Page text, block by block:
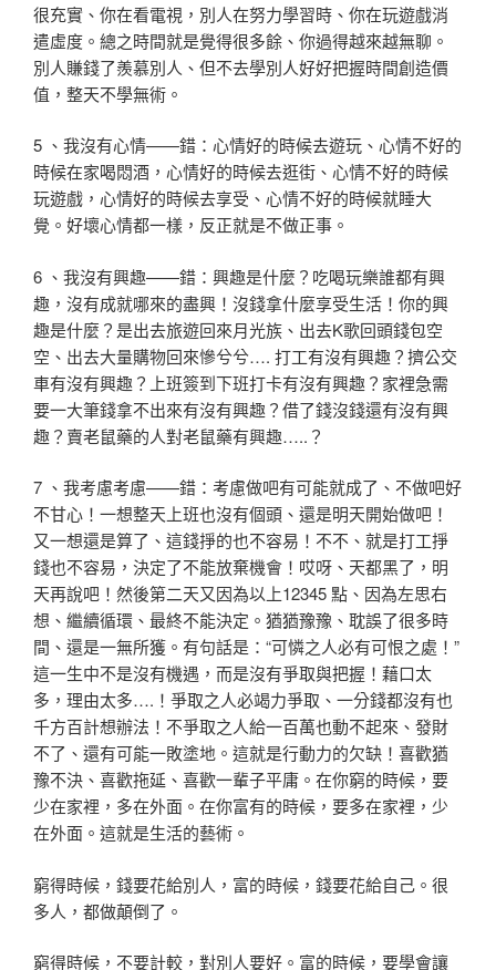
很充實、你在看電視，別人在努力學習時、你在玩遊戲消
遣虛度。總之時間就是覺得很多餘、你過得越來越無聊。
別人賺錢了羨慕別人、但不去學別人好好把握時間創造價
值，整天不學無術。
5 、我沒有心情——錯：心情好的時候去遊玩、心情不好的
時候在家喝悶酒，心情好的時候去逛街、心情不好的時候
玩遊戲，心情好的時候去享受、心情不好的時候就睡大
覺。好壞心情都一樣，反正就是不做正事。
6 、我沒有興趣——錯：興趣是什麼？吃喝玩樂誰都有興
趣，沒有成就哪來的盡興！沒錢拿什麼享受生活！你的興
趣是什麼？是出去旅遊回來月光族、出去K歌回頭錢包空
空、出去大量購物回來慘兮兮…. 打工有沒有興趣？擠公交
車有沒有興趣？上班簽到下班打卡有沒有興趣？家裡急需
要一大筆錢拿不出來有沒有興趣？借了錢沒錢還有沒有興
趣？賣老鼠藥的人對老鼠藥有興趣…..？
7 、我考慮考慮——錯：考慮做吧有可能就成了、不做吧好
不甘心！一想整天上班也沒有個頭、還是明天開始做吧！
又一想還是算了、這錢掙的也不容易！不不、就是打工掙
錢也不容易，決定了不能放棄機會！哎呀、天都黑了，明
天再說吧！然後第二天又因為以上12345 點、因為左思右
想、繼續循環、最終不能決定。猶猶豫豫、耽誤了很多時
間、還是一無所獲。有句話是：“可憐之人必有可恨之處！”
這一生中不是沒有機遇，而是沒有爭取與把握！藉口太
多，理由太多….！爭取之人必竭力爭取、一分錢都沒有也
千方百計想辦法！不爭取之人給一百萬也動不起來、發財
不了、還有可能一敗塗地。這就是行動力的欠缺！喜歡猶
豫不決、喜歡拖延、喜歡一輩子平庸。在你窮的時候，要
少在家裡，多在外面。在你富有的時候，要多在家裡，少
在外面。這就是生活的藝術。
窮得時候，錢要花給別人，富的時候，錢要花給自己。很
多人，都做顛倒了。
窮得時候，不要計較，對別人要好。富的時候，要學會讓